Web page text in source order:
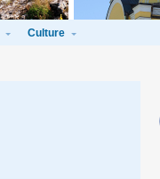
Culture